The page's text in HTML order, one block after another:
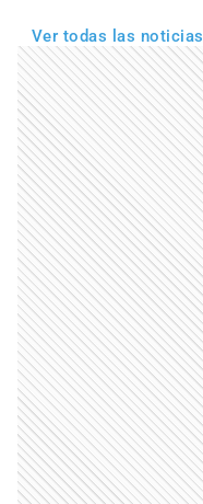
Ver todas las noticias